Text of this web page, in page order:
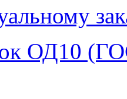
ОД10